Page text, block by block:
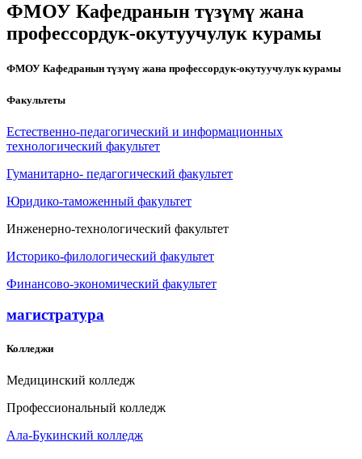
ФМОУ Кафедранын түзүмү жана
профессордук-окутуучулук курамы
ФМОУ Кафедранын түзүмү жана профессордук-окутуучулук курамы
Факультеты
Естественно-педагогический и информационных
технологический факультет
Гуманитарно- педагогический факультет
Юридико-таможенный факультет
Инженерно-технологический факультет
Историко-филологический факультет
Финансово-экономический факультет
магистратура
Колледжи
Медицинский колледж
Профессиональный колледж
Ала-Букинский колледж